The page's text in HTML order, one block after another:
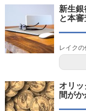
新生
と本
レイク
オリ
間がか